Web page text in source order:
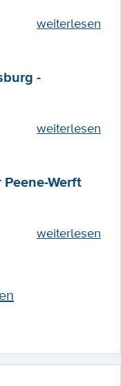
weiterlesen
-
weiterlesen
Werft
weiterlesen